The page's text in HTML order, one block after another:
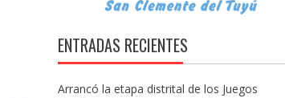
ENTRADAS RECIENTES
Arrancó la etapa distrital de los Juegos